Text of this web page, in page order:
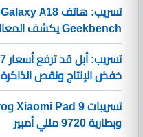
Geekbench يكشف المعالج والذاكرة ونظام التشغيل
خفض الإنتاج ونقص الذاكرة
وبطارية 9720 مللي أمبير